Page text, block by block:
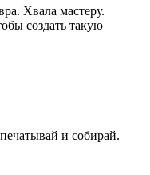
Хвала мастеру.
создать такую
и собирай.